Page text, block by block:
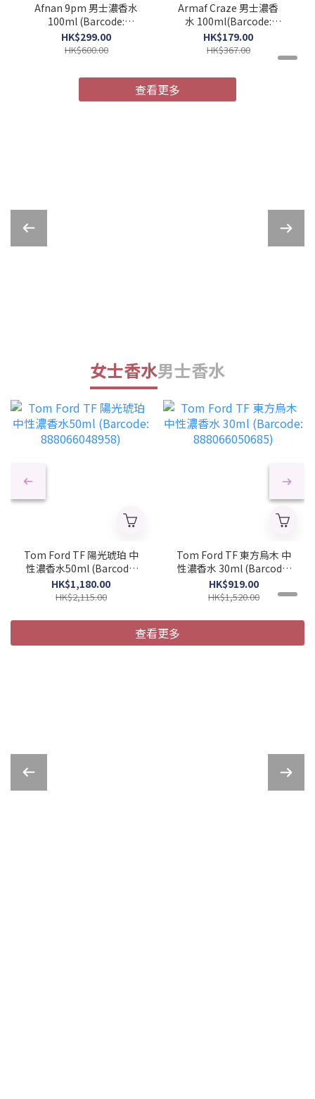
Afnan 9pm 男士濃香水
100ml (Barcode:
6290171002338)
HK$299.00
HK$600.00
Armaf Craze 男士濃香
水 100ml(Barcode:
6085010093987)
HK$179.00
HK$367.00
查看更多
女士香水男士香水
Tom Ford TF 陽光琥珀 中
性濃香水50ml (Barcode:
888066048958)
HK$1,180.00
HK$2,115.00
Tom Ford TF 東方烏木 中
性濃香水 30ml (Barcode:
888066050685)
HK$919.00
HK$1,520.00
查看更多